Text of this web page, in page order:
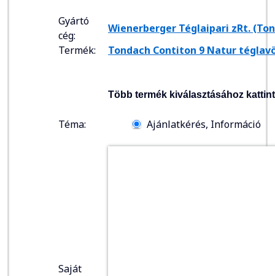
Gyártó
cég:
Wienerberger Téglaipari zRt.
Termék:
Tondach Contiton 9 Natur
Több termék kiválasztásához
Téma: Ajánlatkérés, Információ
Saját